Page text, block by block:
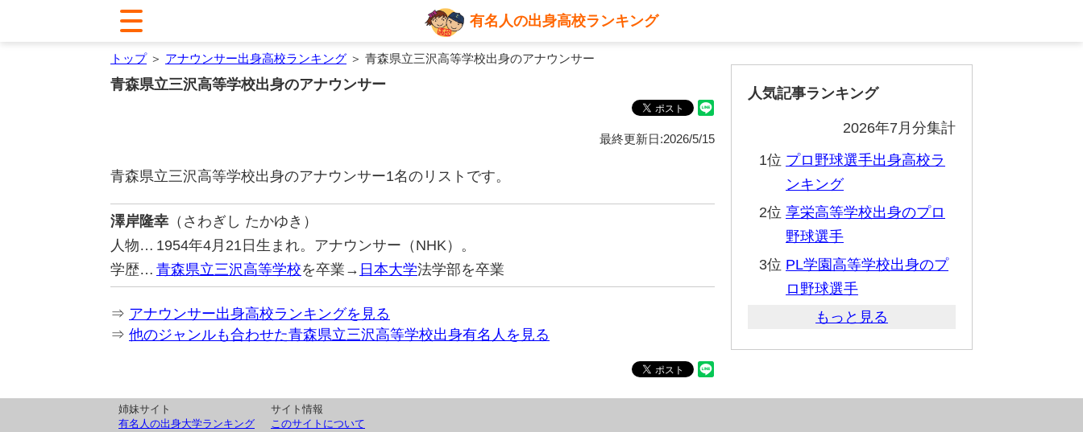
有名人の出身高校ランキング
トップ＞ アナウンサー出身高校ランキング ＞ 青森県立三沢高等学校出身のアナウンサー
青森県立三沢高等学校出身のアナウンサー
最終更新日:2026/5/15
青森県立三沢高等学校出身のアナウンサー1名のリストです。
澤岸隆幸 （さわぎし たかゆき）
人物… 1954年4月21日生まれ。アナウンサー（NHK）。
学歴… 青森県立三沢高等学校を卒業→ 日本大学法学部を卒業
⇒ アナウンサー出身高校ランキングを見る
⇒ 他のジャンルも合わせた青森県立三沢高等学校出身有名人を見る
人気記事ランキング
2026年7月分集計
1位 プロ野球選手出身高校ラ
ンキング
2位 享栄高等学校出身のプロ
野球選手
3位 PL学園高等学校出身のプ
ロ野球選手
もっと見る
姉妹サイト
有名人の出身大学ランキング
サイト情報
このサイトについて